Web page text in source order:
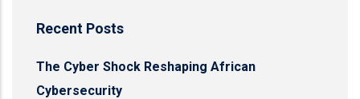
Recent Posts
The Cyber Shock Reshaping African
Cybersecurity